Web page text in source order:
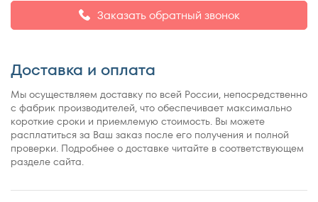
160x186
160x195
160x200
160x210
160x220
165x200
170x190
170x200
Заказать обратный звонок
Доставка и оплата
Мы осуществляем доставку по всей России, непосредственно
с фабрик производителей, что обеспечивает максимально
короткие сроки и приемлемую стоимость. Вы можете
расплатиться за Ваш заказ после его получения и полной
проверки. Подробнее о доставке читайте в соответствующем
разделе сайта.